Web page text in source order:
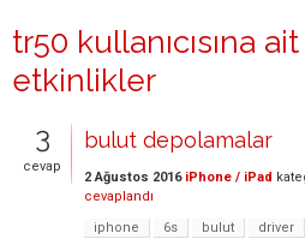
tr50 kullanıcısına
etkinlikler
3
cevap
bulut depolamalar
2 Ağustos 2016 iPhone / iPad
cevaplandı
iphone
6s bulut driver